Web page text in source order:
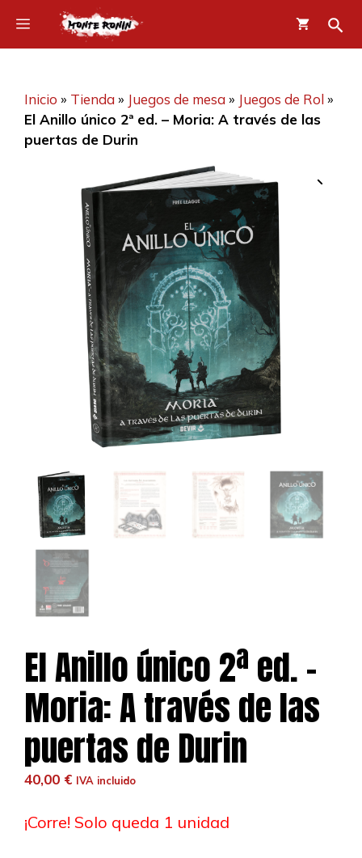
contenido
Menú
Inicio » Tienda» Juegos de mesa» Juegos de Rol»
El Anillo único 2ª ed. – Moria: A través de las
puertas de Durin
El Anillo único 2ª ed. –
Moria: A través de las
puertas de Durin
40,00 € IVA incluido
¡Corre! Solo queda 1 unidad